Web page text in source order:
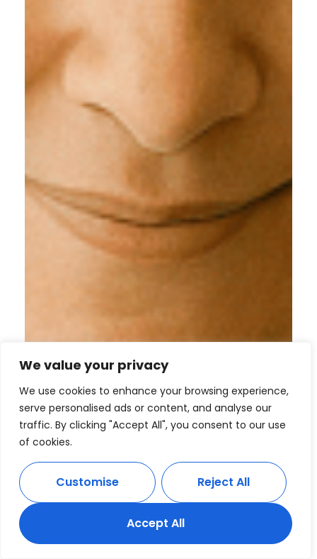
We value your privacy
We use cookies to enhance your browsing experience,
serve personalised ads or content, and analyse our
traffic. By clicking "Accept All", you consent to our use
of cookies.
Customise Reject All
Accept All